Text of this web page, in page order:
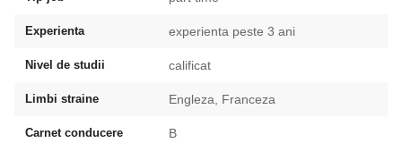
Experienta experienta peste 3 ani
Nivel de studii calificat
Limbi straine Engleza, Franceza
Carnet conducere B